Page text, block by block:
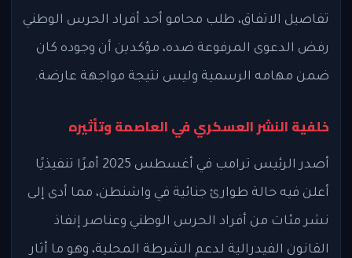
تفاصيل الاتفاق، طلب محامو أحد أفراد الحرس الوطني
رفض الدعوى المرفوعة ضده، مؤكدين أن وجوده كان
ضمن مهامه الرسمية وليس نتيجة مواجهة عارضة.
خلفية النشر العسكري في العاصمة وتأثيره
أصدر الرئيس ترامب في أغسطس 2025 أمرًا تنفيذيًا
أعلن فيه حالة طوارئ جنائية في واشنطن، مما أدى إلى
نشر مئات من أفراد الحرس الوطني وعناصر إنفاذ
القانون الفيدرالية لدعم الشرطة المحلية، وهو ما أثار